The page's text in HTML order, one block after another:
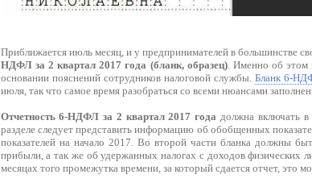
Приближается июль месяц, и у предпринимателей в большинстве
НДФЛ за 2 квартал 2017 года (бланк, образец). Именно об этом
основании пояснений сотрудников налоговой службы.Бланк 6-
июля, так что самое время разобраться со всеми нюансами
Отчетность 6-НДФЛ за 2 квартал 2017 года должна включать
разделе следует представить информацию об обобщенных
показателей на начало 2017. Во второй части бланка должны
прибыли, а так же об удержанных налогах с доходов физических
месяцах того промежутка времени, за который сдается отчет, это